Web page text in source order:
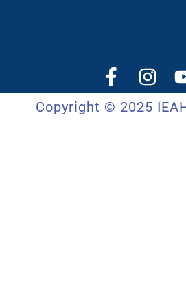
Copyright © 2025